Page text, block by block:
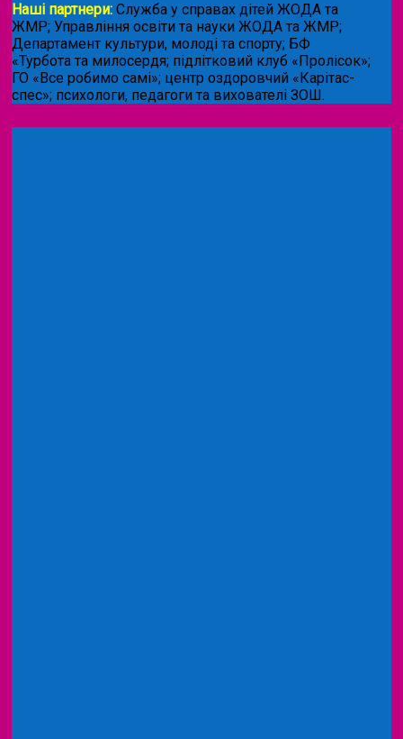
Наші партнери: Служба у справах дітей ЖОДА та
ЖМР; Управління освіти та науки ЖОДА та ЖМР;
Департамент культури, молоді та спорту; БФ
«Турбота та милосердя; підлітковий клуб «Пролісок»;
ГО «Все робимо самі»; центр оздоровчий «Карітас-
спес»; психологи, педагоги та вихователі ЗОШ.